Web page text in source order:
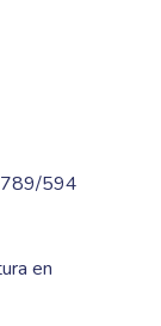
594
en